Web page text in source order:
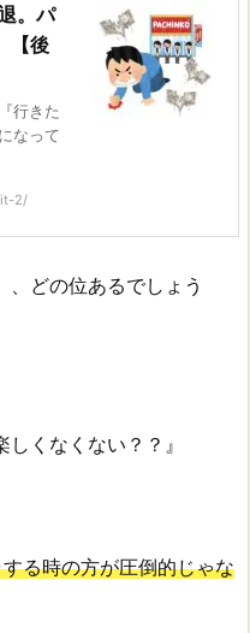
。パ
【後
行きた
なって
2/
どの位あるでしょう
しくなくない？？』
る時の方が圧倒的じゃな